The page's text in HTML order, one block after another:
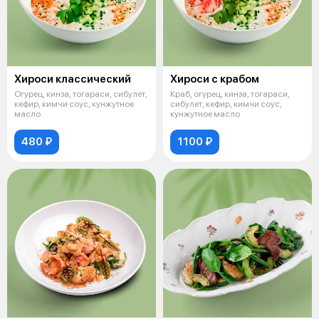
Хироси классический
Огурец, кинза, тогараси, сибулет,
кефир, кимчи соус, кунжутное
масло
480 ₽
Хироси с крабом
Краб, огурец, кинза, тогараси,
сибулет, кефир, кимчи соус,
кунжутное масло
1100 ₽